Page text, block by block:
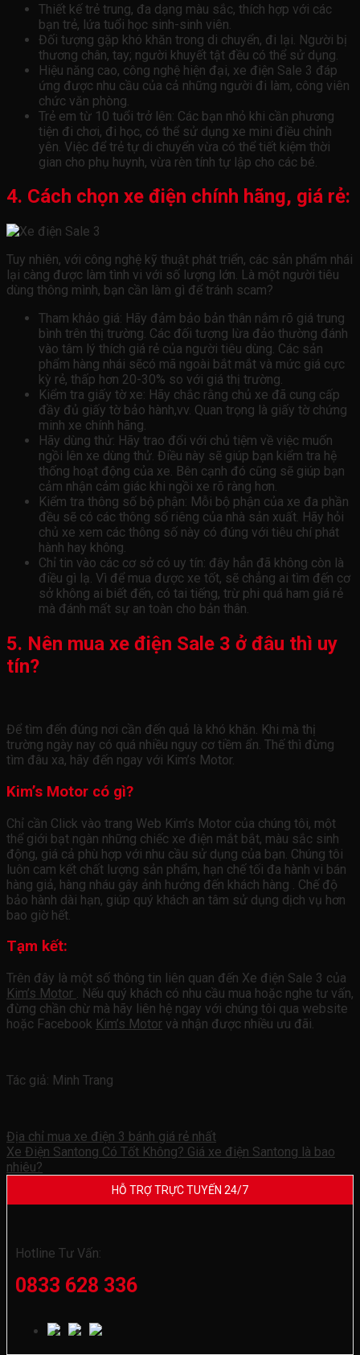
Thiết kế trẻ trung, đa dạng màu sắc, thích hợp với các
bạn trẻ, lứa tuổi học sinh-sinh viên.
Đối tượng gặp khó khăn trong di chuyển, đi lại. Người bị
thương chân, tay; người khuyết tật đều có thể sử dụng.
Hiệu năng cao, công nghệ hiện đại, xe điện Sale 3 đáp
ứng được nhu cầu của cả những người đi làm, công viên
chức văn phòng.
Trẻ em từ 10 tuổi trở lên: Các bạn nhỏ khi cần phương
tiện đi chơi, đi học, có thể sử dụng xe mini điều chỉnh
yên. Việc để trẻ tự di chuyển vừa có thể tiết kiệm thời
gian cho phụ huynh, vừa rèn tính tự lập cho các bé.
4. Cách chọn xe điện chính hãng, giá rẻ:
Tuy nhiên, với công nghệ kỹ thuật phát triển, các sản phẩm nhái
lại càng được làm tình vi với số lượng lớn. Là một người tiêu
dùng thông mình, bạn cần làm gì để tránh scam?
Tham khảo giá: Hãy đảm bảo bản thân nắm rõ giá trung
bình trên thị trường. Các đối tượng lừa đảo thường đánh
vào tâm lý thích giá rẻ của người tiêu dùng. Các sản
phẩm hàng nhái sẽcó mã ngoài bắt mắt và mức giá cực
kỳ rẻ, thấp hơn 20-30% so với giá thị trường.
Kiểm tra giấy tờ xe: Hãy chắc rằng chủ xe đã cung cấp
đầy đủ giấy tờ bảo hành,vv. Quan trọng là giấy tờ chứng
minh xe chính hãng.
Hãy dùng thử: Hãy trao đổi với chủ tiệm về việc muốn
ngồi lên xe dùng thử. Điều này sẽ giúp bạn kiểm tra hệ
thống hoạt động của xe. Bên cạnh đó cũng sẽ giúp bạn
cảm nhận cảm giác khi ngồi xe rõ ràng hơn.
Kiểm tra thông số bộ phận: Mỗi bộ phận của xe đa phần
đều sẽ có các thông số riêng của nhà sản xuất. Hãy hỏi
chủ xe xem các thông số này có đúng với tiêu chí phát
hành hay không.
Chỉ tin vào các cơ sở có uy tín: đây hẳn đã không còn là
điều gì lạ. Vì để mua được xe tốt, sẽ chẳng ai tìm đến cơ
sở không ai biết đến, có tai tiếng, trừ phi quá ham giá rẻ
mà đánh mất sự an toàn cho bản thân.
5. Nên mua xe điện Sale 3 ở đâu thì uy
tín?
Để tìm đến đúng nơi cần đến quả là khó khăn. Khi mà thị
trường ngày nay có quá nhiều nguy cơ tiềm ẩn. Thế thì đừng
tìm đâu xa, hãy đến ngay với Kim’s Motor.
Kim’s Motor có gì?
Chỉ cần Click vào trang Web Kim’s Motor của chúng tôi, một
thể giới bạt ngàn những chiếc xe điện mắt bắt, màu sắc sinh
động, giá cả phù hợp với nhu cầu sử dụng của bạn. Chúng tôi
luôn cam kết chất lượng sản phẩm, hạn chế tối đa hành vi bán
hàng giả, hàng nháu gây ảnh hưởng đến khách hàng . Chế độ
bảo hành dài hạn, giúp quý khách an tâm sử dụng dịch vụ hơn
bao giờ hết.
Tạm kết:
Trên đây là một số thông tin liên quan đến Xe điện Sale 3 của
Kim’s Motor . Nếu quý khách có nhu cầu mua hoặc nghe tư vấn,
đừng chần chừ mà hãy liên hệ ngay với chúng tôi qua website
hoặc Facebook Kim’s Motor và nhận được nhiều ưu đãi.
Tác giả: Minh Trang
Địa chỉ mua xe điện 3 bánh giá rẻ nhất
Xe Điện Santong Có Tốt Không? Giá xe điện Santong là bao
nhiêu?
HỖ TRỢ TRỰC TUYẾN 24/7
Hotline Tư Vấn:
0833 628 336